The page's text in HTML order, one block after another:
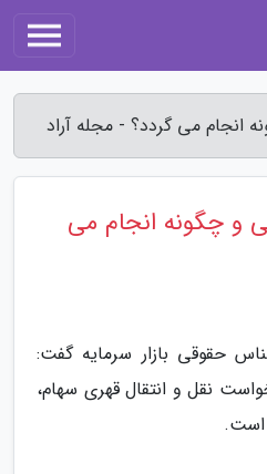
انجام می گردد؟ - مجله آراد
و چگونه انجام می
حقوقی بازار سرمایه گفت:
نقل و انتقال قهری سهام،
است.